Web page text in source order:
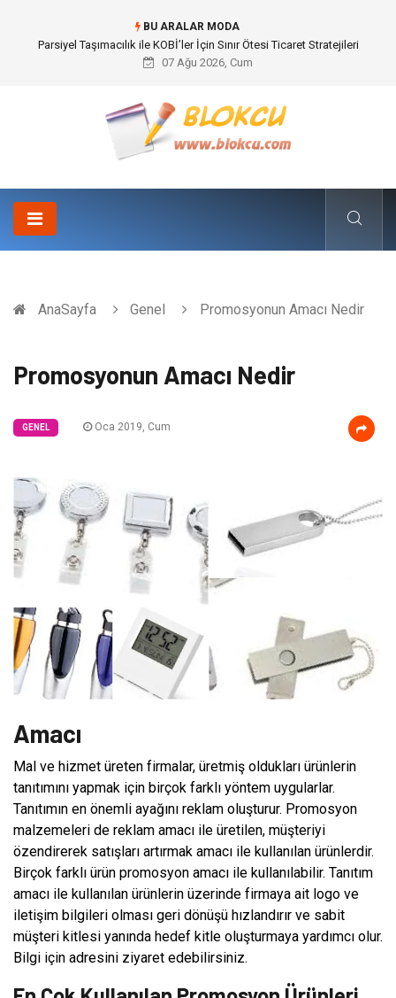
BU ARALAR MODA
Br544 ile Lastik ve Plastik Modifikasyonunda Yüksek Performans
07 Ağu 2026, Cum
AnaSayfa Genel Promosyonun Amacı Nedir
Promosyonun Amacı Nedir
GENEL Oca 2019, Cum
Amacı
Mal ve hizmet üreten firmalar, üretmiş oldukları ürünlerin
tanıtımını yapmak için birçok farklı yöntem uygularlar.
Tanıtımın en önemli ayağını reklam oluşturur. Promosyon
malzemeleri de reklam amacı ile üretilen, müşteriyi
özendirerek satışları artırmak amacı ile kullanılan ürünlerdir.
Birçok farklı ürün promosyon amacı ile kullanılabilir. Tanıtım
amacı ile kullanılan ürünlerin üzerinde firmaya ait logo ve
iletişim bilgileri olması geri dönüşü hızlandırır ve sabit
müşteri kitlesi yanında hedef kitle oluşturmaya yardımcı olur.
Bilgi için adresini ziyaret edebilirsiniz.